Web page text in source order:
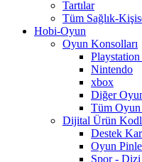
Tartılar
Tüm Sağlık-
Hobi-Oyun
Oyun Konsolları
Nintendo
xbox
Diğer
Tüm Oyun
Dijital Ürün
Destek
Oyun
Spor - Dizi